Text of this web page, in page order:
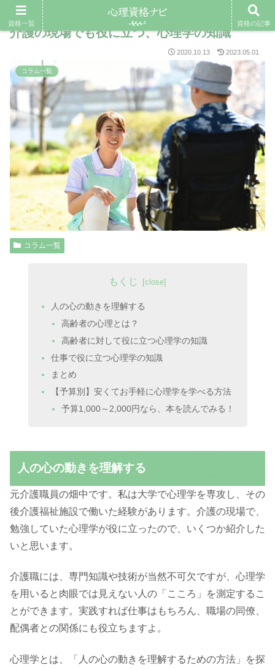
介護の現場でも役に立つ、心理学の知識
2020.10.13 2023.05.01
コラム一覧
コラム一覧
もくじ
人の心の動きを理解する
高齢者の心理とは？
高齢者に対して役に立つ心理学の知識
仕事で役に立つ心理学の知識
まとめ
【予算別】安くてお手軽に心理学を学べる方法
予算1,000～2,000円なら、本を読んでみる！
人の心の動きを理解する
元介護職員の畑中です。私は大学で心理学を専攻し、その
後介護福祉施設で働いた経験があります。介護の現場で、
勉強していた心理学が役に立ったので、いくつか紹介した
いと思います。
介護職には、専門知識や技術が当然不可欠ですが、心理学
を用いると肉眼では見えない人の「こころ」を測定するこ
とができます。実践すれば仕事はもちろん、職場の同僚、
配偶者との関係にも役立ちますよ。
心理学とは、「人の心の動きを理解するための方法」を探
資格一覧 資格の記事